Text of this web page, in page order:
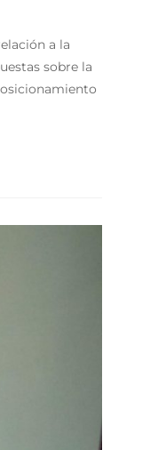
a la
sobre la